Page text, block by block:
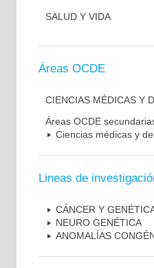
SALUD Y VIDA
Áreas OCDE
CIENCIAS MÉDICAS Y
Áreas OCDE
Ciencias médicas y
Lineas de
CÁNCER Y
NEURO GENÉTICA
ANOMALÍAS